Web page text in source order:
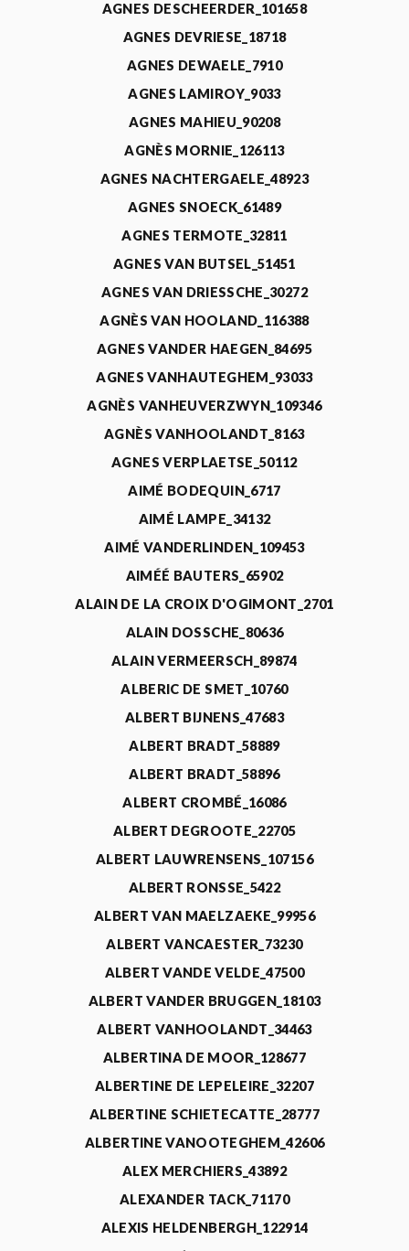
AGNES DESCHEERDER_101658
AGNES DEVRIESE_18718
AGNES DEWAELE_7910
AGNES LAMIROY_9033
AGNES MAHIEU_90208
AGNÈS MORNIE_126113
AGNES NACHTERGAELE_48923
AGNES SNOECK_61489
AGNES TERMOTE_32811
AGNES VAN BUTSEL_51451
AGNES VAN DRIESSCHE_30272
AGNÈS VAN HOOLAND_116388
AGNES VANDER HAEGEN_84695
AGNES VANHAUTEGHEM_93033
AGNÈS VANHEUVERZWYN_109346
AGNÈS VANHOOLANDT_8163
AGNES VERPLAETSE_50112
AIMÉ BODEQUIN_6717
AIMÉ LAMPE_34132
AIMÉ VANDERLINDEN_109453
AIMÉÉ BAUTERS_65902
ALAIN DE LA CROIX D'OGIMONT_2701
ALAIN DOSSCHE_80636
ALAIN VERMEERSCH_89874
ALBERIC DE SMET_10760
ALBERT BIJNENS_47683
ALBERT BRADT_58889
ALBERT BRADT_58896
ALBERT CROMBÉ_16086
ALBERT DEGROOTE_22705
ALBERT LAUWRENSENS_107156
ALBERT RONSSE_5422
ALBERT VAN MAELZAEKE_99956
ALBERT VANCAESTER_73230
ALBERT VANDE VELDE_47500
ALBERT VANDER BRUGGEN_18103
ALBERT VANHOOLANDT_34463
ALBERTINA DE MOOR_128677
ALBERTINE DE LEPELEIRE_32207
ALBERTINE SCHIETECATTE_28777
ALBERTINE VANOOTEGHEM_42606
ALEX MERCHIERS_43892
ALEXANDER TACK_71170
ALEXIS HELDENBERGH_122914